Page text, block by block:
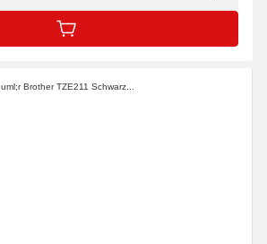
IN DEN WARENKORB